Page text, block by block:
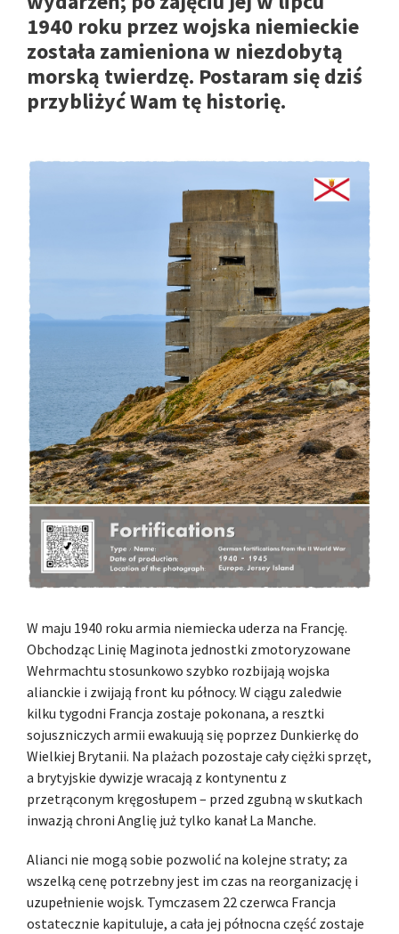
1940 roku przez wojska niemieckie
została zamieniona w niezdobytą
morską twierdzę. Postaram się dziś
przybliżyć Wam tę historię.
W maju 1940 roku armia niemiecka uderza na Francję.
Obchodząc Linię Maginota jednostki zmotoryzowane
Wehrmachtu stosunkowo szybko rozbijają wojska
alianckie i zwijają front ku północy. W ciągu zaledwie
kilku tygodni Francja zostaje pokonana, a resztki
sojuszniczych armii ewakuują się poprzez Dunkierkę do
Wielkiej Brytanii. Na plażach pozostaje cały ciężki sprzęt,
a brytyjskie dywizje wracają z kontynentu z
przetrąconym kręgosłupem – przed zgubną w skutkach
inwazją chroni Anglię już tylko kanał La Manche.
Alianci nie mogą sobie pozwolić na kolejne straty; za
wszelką cenę potrzebny jest im czas na reorganizację i
uzupełnienie wojsk. Tymczasem 22 czerwca Francja
ostatecznie kapituluje, a cała jej północna część zostaje